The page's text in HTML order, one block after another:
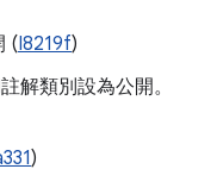
(I8219f)
解類別設為公開。
)